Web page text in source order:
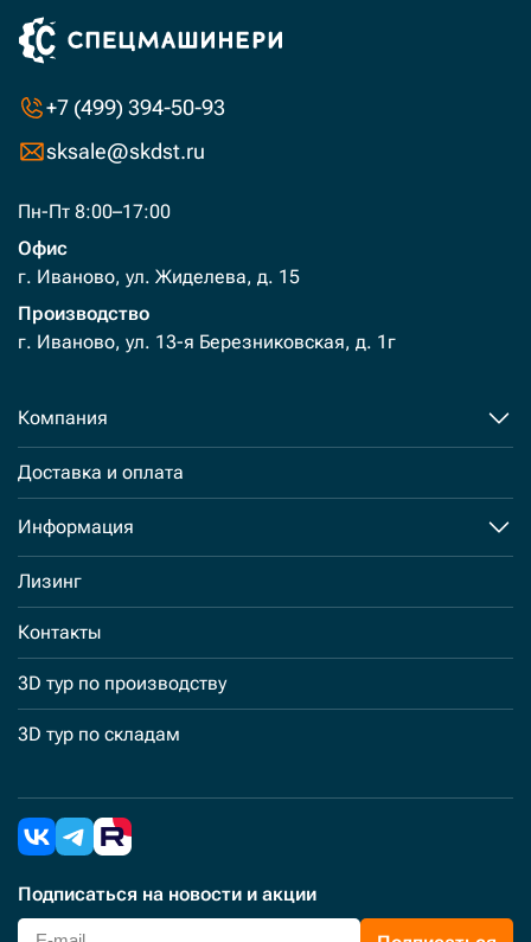
+7 (499) 394-50-93
sksale@skdst.ru
Пн-Пт 8:00–17:00
Офис
г. Иваново, ул. Жиделева, д. 15
Производство
г. Иваново, ул. 13-я Березниковская, д. 1г
Компания
Доставка и оплата
Информация
Лизинг
Контакты
3D тур по производству
3D тур по складам
Подписаться на новости и акции